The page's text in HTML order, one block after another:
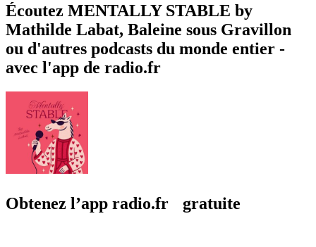
Écoutez MENTALLY STABLE by
Mathilde Labat, Baleine sous Gravillon
ou d'autres podcasts du monde entier -
avec l'app de radio.fr
Obtenez l’app radio.fr gratuite